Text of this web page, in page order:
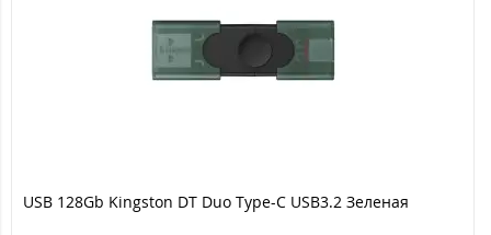
USB 128Gb Kingston DT Duo Type-C USB3.2 Зеленая